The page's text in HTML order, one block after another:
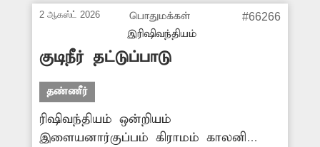
ஏற்பட்டுள்ளது. எனவே குழாய்
உடைப்பை விரைந்து சீரமைக்க
வேண்டும்.
2 ஆகஸ்ட் 2026
பொதுமக்கள்
இரிஷிவந்தியம்
#66266
குடிநீர் தட்டுப்பாடு
தண்ணீர்
ரிஷிவந்தியம் ஒன்றியம்
இளையனார்குப்பம் கிராமம் காலனி